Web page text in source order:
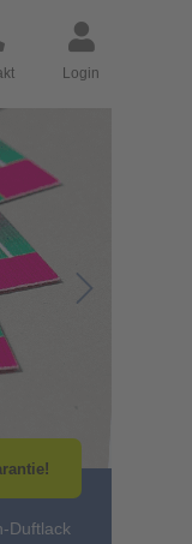
Login
Go to Next
Duftlack